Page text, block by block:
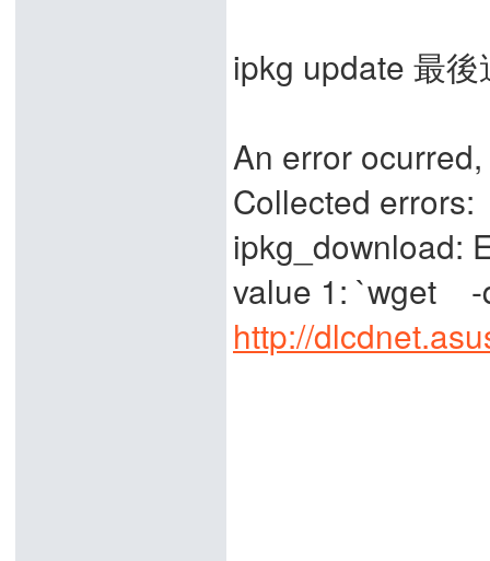
ipkg update 最
An error
Collected errors:
ipkg_download:
value 1: `wget -
http://